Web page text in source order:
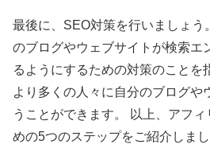
最後に、SEO対策を行いましょう
のブログやウェブサイトが検索エ
るようにするための対策のことを
より多くの人々に自分のブログや
うことができます。 以上、アフ
めの5つのステップをご紹介しま